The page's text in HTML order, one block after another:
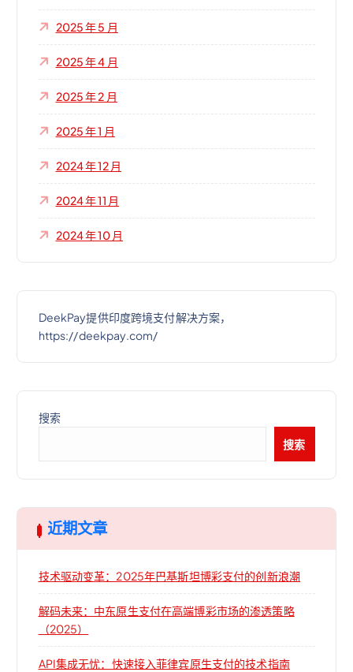
2025 年 5 月
2025 年 4 月
2025 年 2 月
2025 年 1 月
2024 年 12 月
2024 年 11 月
2024 年 10 月
DeekPay提供印度跨境支付解决方案，
https://deekpay.com/
搜索
搜索
近期文章
技术驱动变革：2025年巴基斯坦博彩支付的创新浪潮
解码未来：中东原生支付在高端博彩市场的渗透策略
（2025）
API集成无忧：快速接入菲律宾原生支付的技术指南